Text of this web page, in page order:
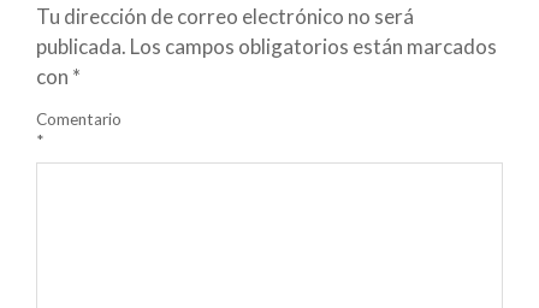
Tu dirección de correo electrónico no será
publicada. Los campos obligatorios están marcados
con *
Comentario
*